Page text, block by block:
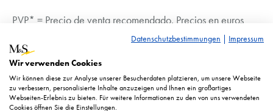
PVP* = Precio de venta recomendado. Precios en euros
La imagen es similar. Sujetos a cambios técnicos.
Datenschutzbestimmungen | Impressum
Wir verwenden Cookies
Wir können diese zur Analyse unserer Besucherdaten platzieren, um unsere Webseite
zu verbessern, personalisierte Inhalte anzuzeigen und Ihnen ein großartiges
Webseiten-Erlebnis zu bieten. Für weitere Informationen zu den von uns verwendeten
Cookies öffnen Sie die Einstellungen.